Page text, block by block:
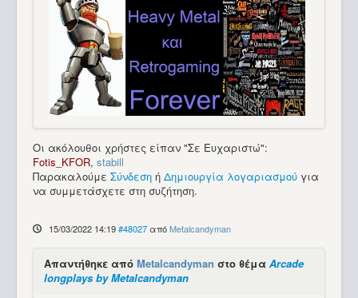
Οι ακόλουθοι χρήστες είπαν "Σε Ευχαριστώ":
Fotis_KFOR, stabill
Παρακαλούμε Σύνδεση ή Δημιουργία λογαριασμού για
να συμμετάσχετε στη συζήτηση.
15/03/2022 14:19 #48027 απόMetalcandyman
Απαντήθηκε από Metalcandyman στο θέμα Arcade
longplays by Metalcandyman